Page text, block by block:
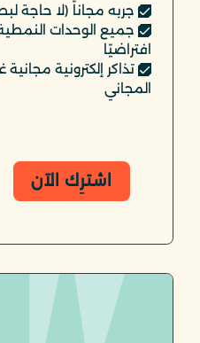
جربه مجاناً (لا حاجة
جميع الوحدات
افتراضيًا
تذاكر إلكترونية
المجاني
اشترِك الآن